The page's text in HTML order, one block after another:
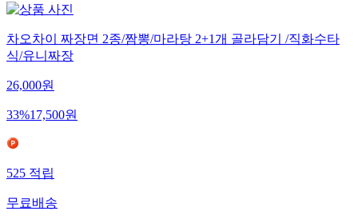
차오차이 짜장면 2종/짬뽕/마라탕 2+1개 골라담기 /직화수타
식/유니짜장
26,000원
33%17,500원
525적립
무료배송